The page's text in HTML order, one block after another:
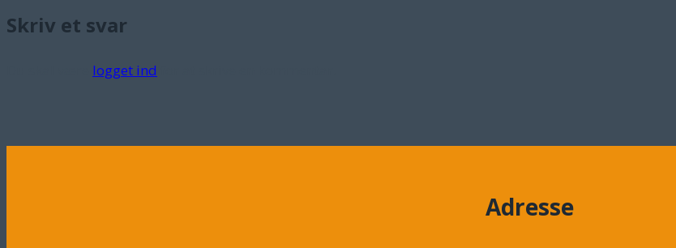
Skriv et svar
logget ind
Adresse